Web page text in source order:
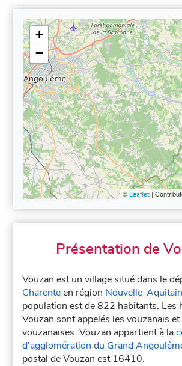
+
−
© Leaflet|
Présentation de
Vouzan est un village situé dans le
Charenteen région Nouvelle-
population est de 822 habitants. Les
Vouzan sont appelés les vouzanais et
vouzanaises. Vouzan appartient à la
d'agglomération du Grand
postal de Vouzan est 16410.